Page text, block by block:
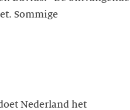
Sommige
Nederland het